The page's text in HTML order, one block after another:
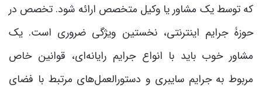
که توسط یک مشاور یا وکیل متخصص ارائه شود. تخصص در
حوزۀ جرایم اینترنتی، نخستین ویژگی ضروری است. یک
مشاور خوب باید با انواع جرایم رایانه‌ای، قوانین خاص
مربوط به جرایم سایبری و دستورالعمل‌های مرتبط با فضای